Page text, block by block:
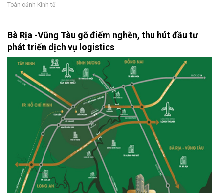
Toàn cảnh Kinh tế
Bà Rịa -Vũng Tàu gỡ điểm nghẽn, thu hút đầu tư
phát triển dịch vụ logistics